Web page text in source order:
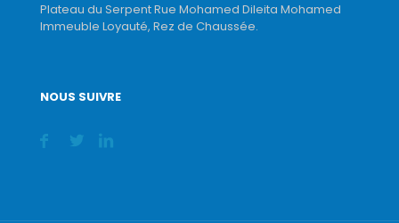
Plateau du Serpent Rue Mohamed Dileita Mohamed
Immeuble Loyauté, Rez de Chaussée.
NOUS SUIVRE